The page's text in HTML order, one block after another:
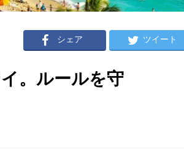
シェア ツイート
。ルールを守